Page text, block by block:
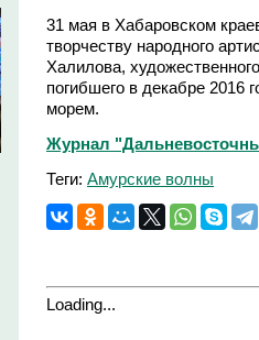
31 мая в Хабаровском
творчеству народного
Халилова,
погибшего в декабре 2016
морем.
Журнал
Теги: Амурские волны
Loading...